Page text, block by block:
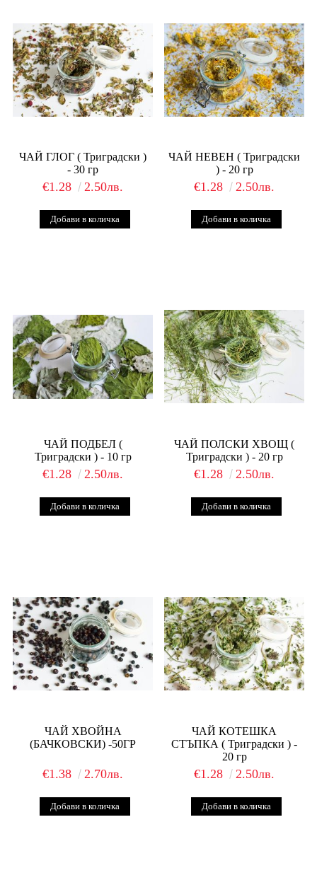
ЧАЙ ГЛОГ ( Триградски )
- 30 гр
€1.28 2.50лв.
ЧАЙ НЕВЕН ( Триградски
) - 20 гр
€1.28 2.50лв.
ЧАЙ ПОДБЕЛ (
Триградски ) - 10 гр
€1.28 2.50лв.
ЧАЙ ПОЛСКИ ХВОЩ (
Триградски ) - 20 гр
€1.28 2.50лв.
ЧАЙ ХВОЙНА
(БАЧКОВСКИ) -50ГР
€1.38 2.70лв.
ЧАЙ КОТЕШКА
СТЪПКА ( Триградски ) -
20 гр
€1.28 2.50лв.